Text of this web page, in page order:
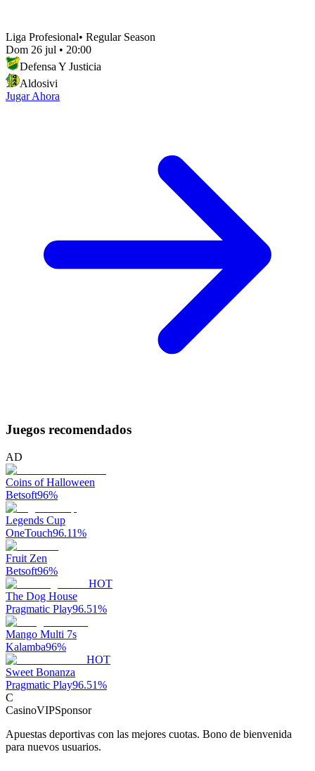
Liga Profesional• Regular Season
Dom 26 jul • 20:00
Defensa Y Justicia
Aldosivi
Jugar Ahora
Juegos recomendados
AD
Coins of Halloween
Betsoft96%
Legends Cup
OneTouch96.11%
Fruit Zen
Betsoft96%
HOT
The Dog House
Pragmatic Play96.51%
Mango Multi 7s
Kalamba96%
HOT
Sweet Bonanza
Pragmatic Play96.51%
C
CasinoVIPSponsor
Apuestas deportivas con las mejores cuotas. Bono de bienvenida
para nuevos usuarios.